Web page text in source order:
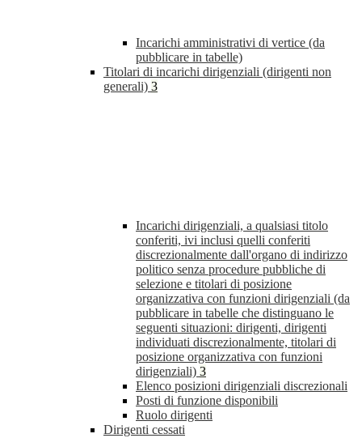
Incarichi amministrativi di vertice (da
pubblicare in tabelle)
Titolari di incarichi dirigenziali (dirigenti non
generali) 3
Incarichi dirigenziali, a qualsiasi titolo
conferiti, ivi inclusi quelli conferiti
discrezionalmente dall'organo di indirizzo
politico senza procedure pubbliche di
selezione e titolari di posizione
organizzativa con funzioni dirigenziali (da
pubblicare in tabelle che distinguano le
seguenti situazioni: dirigenti, dirigenti
individuati discrezionalmente, titolari di
posizione organizzativa con funzioni
dirigenziali) 3
Elenco posizioni dirigenziali discrezionali
Posti di funzione disponibili
Ruolo dirigenti
Dirigenti cessati